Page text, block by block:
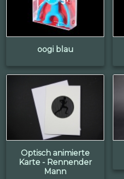
oogi blau
Optisch animierte
Karte - Rennender
Mann